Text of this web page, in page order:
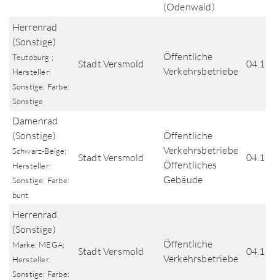
(Odenwald)
Herrenrad
(Sonstige)
Teutoburg ;
Hersteller:
Sonstige; Farbe:
Sonstige
Stadt Versmold
Öffentliche
Verkehrsbetriebe
Damenrad
(Sonstige)
Schwarz-Beige;
Hersteller:
Sonstige; Farbe:
bunt
Stadt Versmold
Öffentliche
Verkehrsbetriebe
Öffentliches
Gebäude
Herrenrad
(Sonstige)
Marke: MEGA;
Hersteller:
Sonstige; Farbe:
Stadt Versmold
Öffentliche
Verkehrsbetriebe